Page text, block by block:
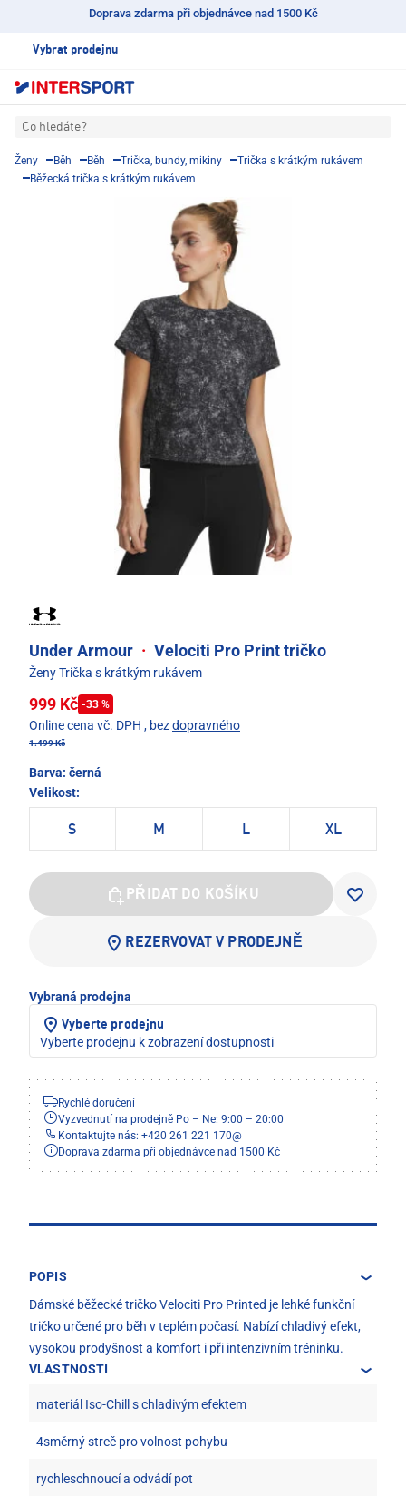
Doprava zdarma při objednávce nad 1500 Kč
Vybrat prodejnu
Co hledáte?
Ženy Běh Běh Trička, bundy, mikiny
Trička s krátkým rukávem
Běžecká trička s krátkým rukávem
Under Armour · Velociti Pro Print tričko
Ženy Trička s krátkým rukávem
999 Kč -33 %
Online cena vč. DPH , bezdopravného
1.499 Kč
Barva: černá
Velikost:
S M L XL
PŘIDAT DO KOŠÍKU
REZERVOVAT V PRODEJNĚ
Vybraná prodejna
Vyberte prodejnu
Vyberte prodejnu k zobrazení dostupnosti
Rychlé doručení
Vyzvednutí na prodejně Po – Ne: 9:00 – 20:00
Kontaktujte nás: +420 261 221 170@
Doprava zdarma při objednávce nad 1500 Kč
POPIS
Dámské běžecké tričko Velociti Pro Printed je lehké funkční
tričko určené pro běh v teplém počasí. Nabízí chladivý efekt,
vysokou prodyšnost a komfort i při intenzivním tréninku.
VLASTNOSTI
materiál Iso-Chill s chladivým efektem
4směrný streč pro volnost pohybu
rychleschnoucí a odvádí pot